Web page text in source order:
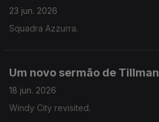
23 jun. 2026
Squadra Azzurra.
Um novo sermão de Tillman
18 jun. 2026
Windy City revisited.